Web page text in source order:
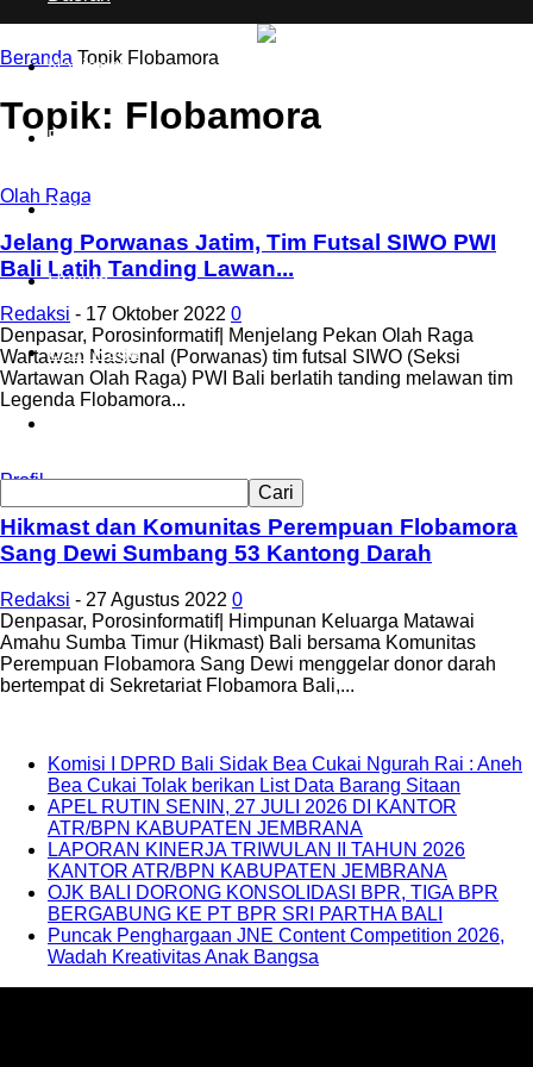
Nasional
Ekonomi
Pendidikan
Hukum
Olah Raga
Beranda Topik Flobamora
Topik: Flobamora
Olah Raga
Jelang Porwanas Jatim, Tim Futsal SIWO PWI
Bali Latih Tanding Lawan...
Redaksi - 17 Oktober 2022 0
Denpasar, Porosinformatif| Menjelang Pekan Olah Raga
Wartawan Nasional (Porwanas) tim futsal SIWO (Seksi
Wartawan Olah Raga) PWI Bali berlatih tanding melawan tim
Legenda Flobamora...
Profil
Hikmast dan Komunitas Perempuan Flobamora
Sang Dewi Sumbang 53 Kantong Darah
Redaksi - 27 Agustus 2022 0
Denpasar, Porosinformatif| Himpunan Keluarga Matawai
Amahu Sumba Timur (Hikmast) Bali bersama Komunitas
Perempuan Flobamora Sang Dewi menggelar donor darah
bertempat di Sekretariat Flobamora Bali,...
Komisi I DPRD Bali Sidak Bea Cukai Ngurah Rai : Aneh
Bea Cukai Tolak berikan List Data Barang Sitaan
APEL RUTIN SENIN, 27 JULI 2026 DI KANTOR
ATR/BPN KABUPATEN JEMBRANA
LAPORAN KINERJA TRIWULAN II TAHUN 2026
KANTOR ATR/BPN KABUPATEN JEMBRANA
OJK BALI DORONG KONSOLIDASI BPR, TIGA BPR
BERGABUNG KE PT BPR SRI PARTHA BALI
Puncak Penghargaan JNE Content Competition 2026,
Wadah Kreativitas Anak Bangsa